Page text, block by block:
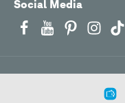
Social Media